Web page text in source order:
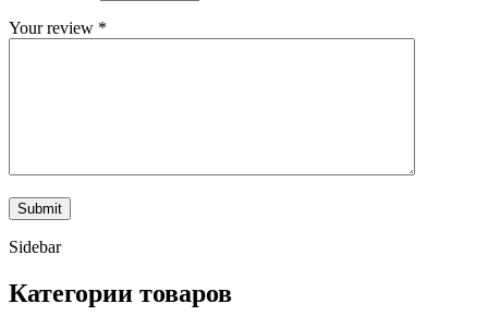
Your review *
Sidebar
Категории товаров